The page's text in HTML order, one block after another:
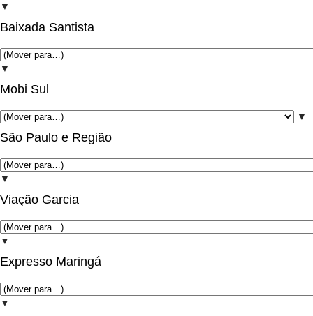
▼
Baixada Santista
▼
Mobi Sul
▼
São Paulo e Região
▼
Viação Garcia
▼
Expresso Maringá
▼